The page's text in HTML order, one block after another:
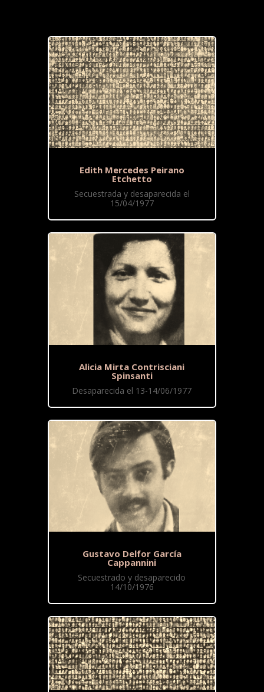
Edith Mercedes Peirano
Etchetto
Secuestrada y desaparecida el
15/04/1977
Alicia Mirta Contrisciani
Spinsanti
Desaparecida el 13-14/06/1977
Gustavo Delfor García
Cappannini
Secuestrado y desaparecido
14/10/1976